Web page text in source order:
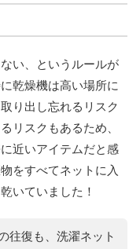
い、というルールが
乾燥機は高い場所に
り出し忘れるリスク
リスクもあるため、
近いアイテムだと感
をすべてネットに入
いていました！
往復も、洗濯ネット